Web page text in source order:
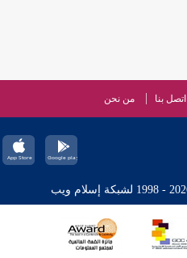
اتصل بنا من نحن